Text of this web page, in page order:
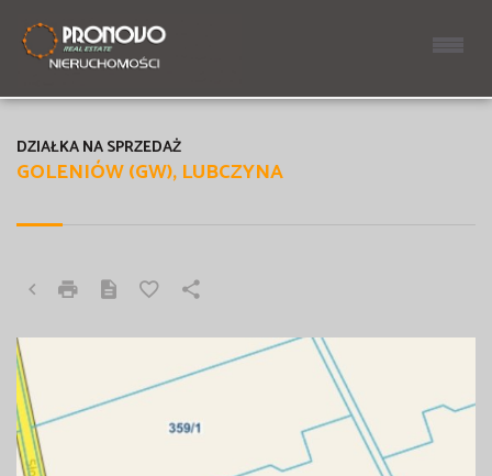
GOLENIÓW (GW), LUBCZYNA
DZIAŁKA NA SPRZEDAŻ